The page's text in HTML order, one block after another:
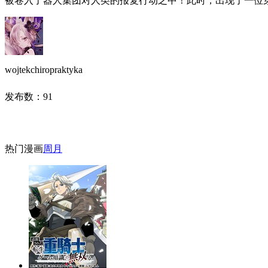
wojtekchiropraktyka
发布数： 91
热门漫画周 月